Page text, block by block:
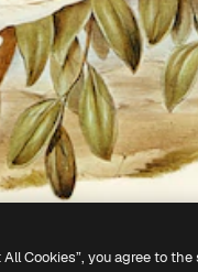
Cookies”, you agree to